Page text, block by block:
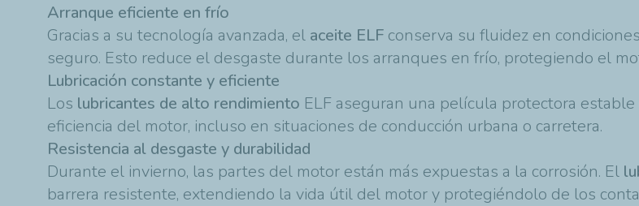
Arranque eficiente en frío
Gracias a su tecnología avanzada, el aceite ELF conserva su fluidez en
seguro. Esto reduce el desgaste durante los arranques en frío, protegiendo el
Lubricación constante y eficiente
Los lubricantes de alto rendimiento ELF aseguran una película protectora
eficiencia del motor, incluso en situaciones de conducción urbana o carretera.
Resistencia al desgaste y durabilidad
Durante el invierno, las partes del motor están más expuestas a la corrosión. El
barrera resistente, extendiendo la vida útil del motor y protegiéndolo de los